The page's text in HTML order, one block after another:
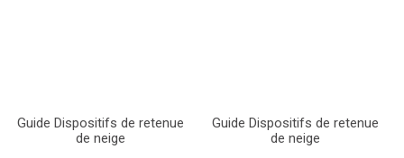
Guide Dispositifs de retenue
de neige
Guide Dispositifs de retenue
de neige